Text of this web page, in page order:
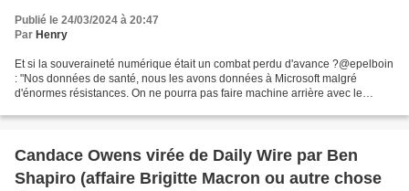
résistances. On ne pourra pas faire machine
arrière avec le gouvernement actuel »
Publié le 24/03/2024 à 20:47
Par Henry
Et si la souveraineté numérique était un combat perdu d'avance ?@epelboin
: "Nos données de santé, nous les avons données à Microsoft malgré
d'énormes résistances. On ne pourra pas faire machine arrière avec le
Candace Owens virée de Daily Wire par Ben
Shapiro (affaire Brigitte Macron ou autre chose